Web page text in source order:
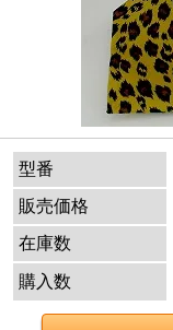
型番
販売価格
在庫数
購入数